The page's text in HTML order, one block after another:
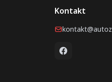
Kontakt